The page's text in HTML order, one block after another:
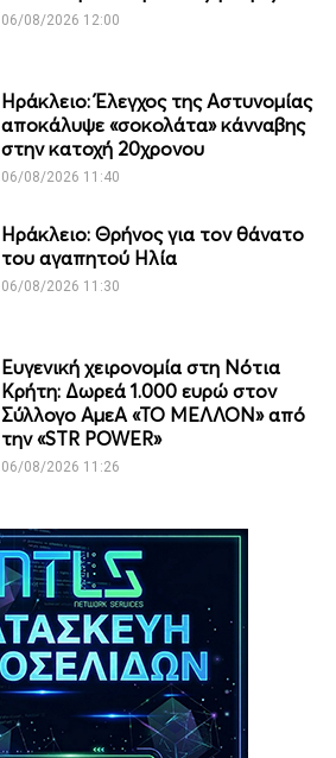
06/08/2026 12:00
Ηράκλειο: Έλεγχος της Αστυνομίας
αποκάλυψε «σοκολάτα» κάνναβης
στην κατοχή 20χρονου
06/08/2026 11:40
Ηράκλειο: Θρήνος για τον θάνατο
του αγαπητού Ηλία
06/08/2026 11:30
Ευγενική χειρονομία στη Νότια
Κρήτη: Δωρεά 1.000 ευρώ στον
Σύλλογο ΑμεΑ «ΤΟ ΜΕΛΛΟΝ» από
την «STR POWER»
06/08/2026 11:26